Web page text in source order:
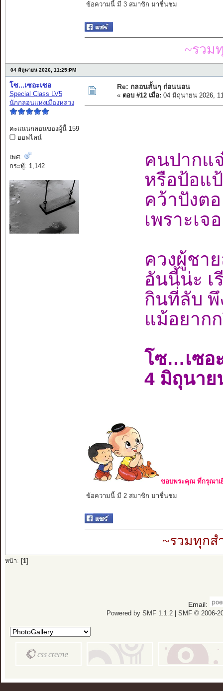
ข้อความนี้ มี 3 สมาชิก มาชื่นชม
~รวม
04 มิถุนายน 2026, 11:25:PM
โซ...เซอะเซอ
Special Class LV5
นักกลอนแห่งเมืองหลวง
คะแนนกลอนของผู้นี้ 159
ออฟไลน์
เพศ:
กระทู้: 1,142
Re: กลอนสั้นๆ ก่อนนอน
« ตอบ #12 เมื่อ: 04 มิถุนายน 2026,
คนปากแ
หรือป้อแ
คว้าปังต
เพราะเ
ควงผู้ชา
อันนี้น่ะ เ
กินที่ลับ พึ
แม้อยาก
โซ…เซอ
4 มิถุนาย
ขอบพระคุณ ที่กรุณาเ
ข้อความนี้ มี 2 สมาชิก มาชื่นชม
~รวมทุกส
หน้า: [ 1]
Email:
Powered by SMF 1.1.2| SMF © 2006-